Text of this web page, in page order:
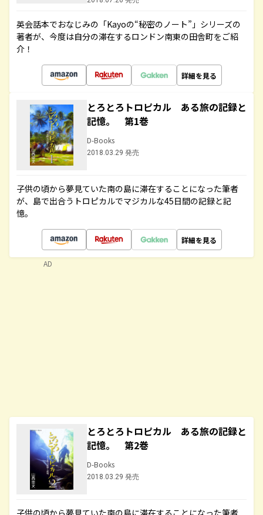
英会話本でおなじみの「Kayoの“秘密のノート”」シリーズの
著者が、今度は自分の滞在するロンドン南東の田舎町をご紹
介！
詳細を見る
とろとろトロピカル ある旅の記録と
記憶。 第1巻
D-Books
2018.03.29 発売
子供の頃から夢見ていた南の島に滞在することになった筆者
が、島で出合うトロピカルでマジカルな45日間の記録と記
憶。
詳細を見る
とろとろトロピカル ある旅の記録と
記憶。 第2巻
D-Books
2018.03.29 発売
子供の頃から夢見ていた南の島に滞在することになった筆者
AD